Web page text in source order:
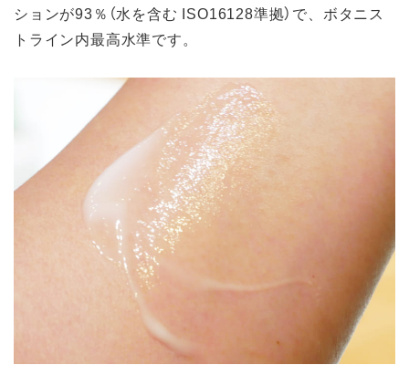
ションが93％（水を含む ISO16128準拠）で、ボタニス
トライン内最高水準です。